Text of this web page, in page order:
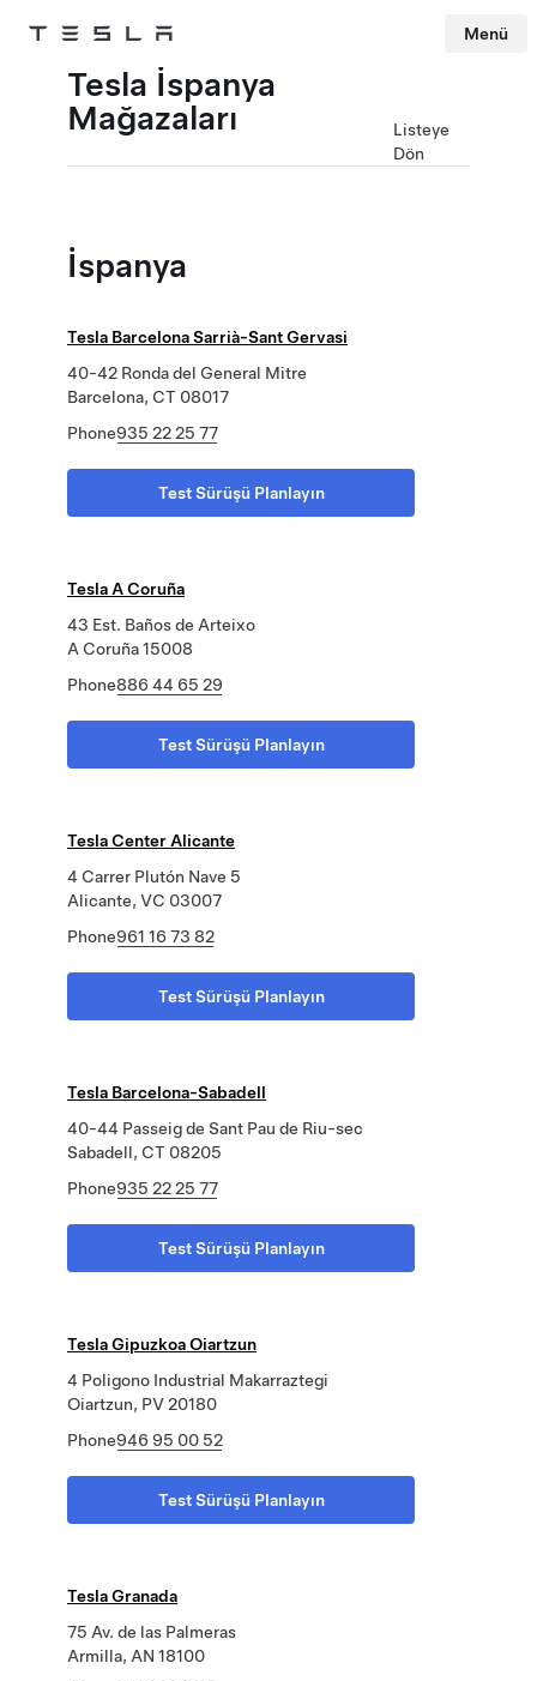
Tesla Menü
Tesla İspanya
Mağazaları
Listeye
Dön
İspanya
Tesla Barcelona Sarrià-Sant Gervasi
40-42 Ronda del General Mitre
Barcelona, CT 08017
Phone935 22 25 77
Test Sürüşü Planlayın
Tesla A Coruña
43 Est. Baños de Arteixo
A Coruña 15008
Phone886 44 65 29
Test Sürüşü Planlayın
Tesla Center Alicante
4 Carrer Plutón Nave 5
Alicante, VC 03007
Phone961 16 73 82
Test Sürüşü Planlayın
Tesla Barcelona-Sabadell
40-44 Passeig de Sant Pau de Riu-sec
Sabadell, CT 08205
Phone935 22 25 77
Test Sürüşü Planlayın
Tesla Gipuzkoa Oiartzun
4 Poligono Industrial Makarraztegi
Oiartzun, PV 20180
Phone946 95 00 52
Test Sürüşü Planlayın
Tesla Granada
75 Av. de las Palmeras
Armilla, AN 18100